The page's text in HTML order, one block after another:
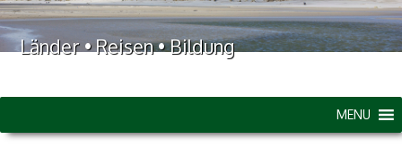
Länder • Reisen • Bildung
MENU